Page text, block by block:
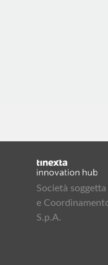
Società
e
S.p.A.